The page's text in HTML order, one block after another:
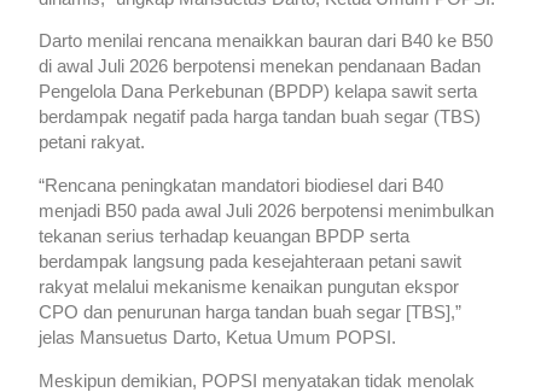
Darto menilai rencana menaikkan bauran dari B40 ke B50
di awal Juli 2026 berpotensi menekan pendanaan Badan
Pengelola Dana Perkebunan (BPDP) kelapa sawit serta
berdampak negatif pada harga tandan buah segar (TBS)
petani rakyat.
“Rencana peningkatan mandatori biodiesel dari B40
menjadi B50 pada awal Juli 2026 berpotensi menimbulkan
tekanan serius terhadap keuangan BPDP serta
berdampak langsung pada kesejahteraan petani sawit
rakyat melalui mekanisme kenaikan pungutan ekspor
CPO dan penurunan harga tandan buah segar [TBS],”
jelas Mansuetus Darto, Ketua Umum POPSI.
Meskipun demikian, POPSI menyatakan tidak menolak